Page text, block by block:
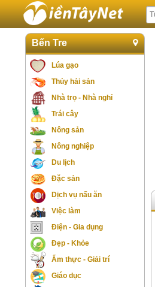
Bến Tre
Lúa gạo
Thủy hải sản
Nhà trọ - Nhà nghỉ
Trái cây
Nông sản
Nông nghiệp
Du lịch
Đặc sản
Dịch vụ nấu ăn
Việc làm
Điện - Gia dụng
Đẹp - Khỏe
Ẩm thực - Giải trí
Giáo dục